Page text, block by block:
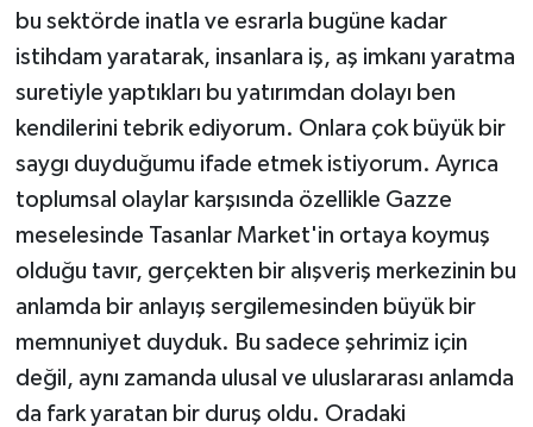
bu sektörde inatla ve esrarla bugüne kadar
istihdam yaratarak, insanlara iş, aş imkanı yaratma
suretiyle yaptıkları bu yatırımdan dolayı ben
kendilerini tebrik ediyorum. Onlara çok büyük bir
saygı duyduğumu ifade etmek istiyorum. Ayrıca
toplumsal olaylar karşısında özellikle Gazze
meselesinde Tasanlar Market'in ortaya koymuş
olduğu tavır, gerçekten bir alışveriş merkezinin bu
anlamda bir anlayış sergilemesinden büyük bir
memnuniyet duyduk. Bu sadece şehrimiz için
değil, aynı zamanda ulusal ve uluslararası anlamda
da fark yaratan bir duruş oldu. Oradaki